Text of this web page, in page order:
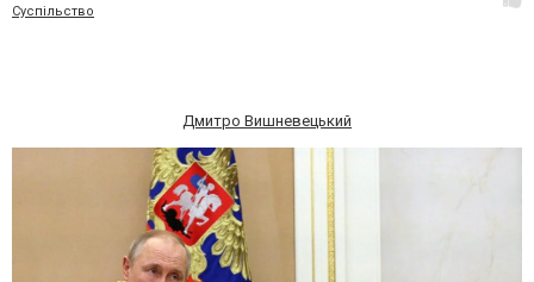
Суспільство
Дмитро Вишневецький